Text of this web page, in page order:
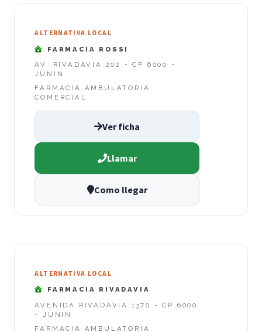
ALTERNATIVA LOCAL
FARMACIA ROSSI
AV. RIVADAVIA 202 - CP 6000 -
JUNIN
FARMACIA AMBULATORIA
COMERCIAL
Ver ficha
Llamar
Como llegar
ALTERNATIVA LOCAL
FARMACIA RIVADAVIA
AVENIDA RIVADAVIA 1370 - CP 6000
- JUNIN
FARMACIA AMBULATORIA